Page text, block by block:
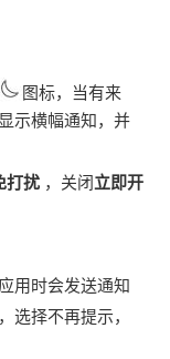
图标，当有来
示横幅通知，并
打扰 ，关闭立即开
用时会发送通知
选择不再提示，